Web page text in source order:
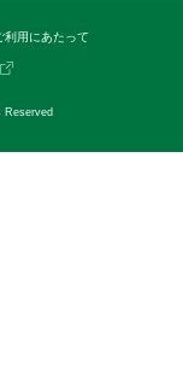
利用にあたって
Reserved